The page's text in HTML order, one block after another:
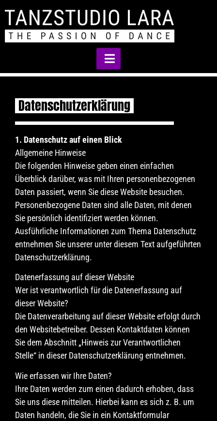
Datenschutzerklärung
1. Datenschutz auf einen Blick
Allgemeine Hinweise
Die folgenden Hinweise geben einen einfachen
Überblick darüber, was mit Ihren personenbezogenen
Daten passiert, wenn Sie diese Website besuchen.
Personenbezogene Daten sind alle Daten, mit denen
Sie persönlich identifiziert werden können.
Ausführliche Informationen zum Thema Datenschutz
entnehmen Sie unserer unter diesem Text aufgeführten
Datenschutzerklärung.
Datenerfassung auf dieser Website
Wer ist verantwortlich für die Datenerfassung auf
dieser Website?
Die Datenverarbeitung auf dieser Website erfolgt durch
den Websitebetreiber. Dessen Kontaktdaten können
Sie dem Abschnitt „Hinweis zur Verantwortlichen
Stelle“ in dieser Datenschutzerklärung entnehmen.
Wie erfassen wir Ihre Daten?
Ihre Daten werden zum einen dadurch erhoben, dass
Sie uns diese mitteilen. Hierbei kann es sich z. B. um
Daten handeln, die Sie in ein Kontaktformular